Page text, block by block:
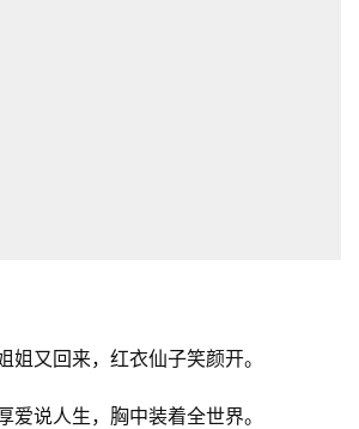
姐又回来，红衣仙子笑颜开。
爱说人生，胸中装着全世界。